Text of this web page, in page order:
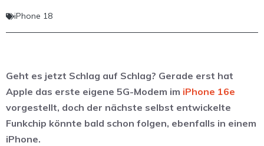
iPhone 18
Geht es jetzt Schlag auf Schlag? Gerade erst hat
Apple das erste eigene 5G-Modem im iPhone 16e
vorgestellt, doch der nächste selbst entwickelte
Funkchip könnte bald schon folgen, ebenfalls in einem
iPhone.